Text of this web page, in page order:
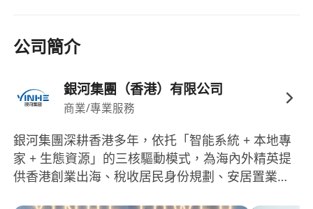
公司簡介
銀河集團（香港）有限公司
商業/專業服務
銀河集團深耕香港多年，依托「智能系統 + 本地專
家 + 生態資源」的三核驅動模式，為海內外精英提
供香港創業出海、稅收居民身份規劃、安居置業及